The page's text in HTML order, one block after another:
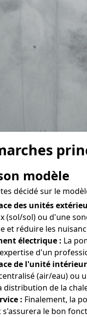
modèle
décidé sur le
des unités
(sol/sol) ou d'une
et réduire les
électrique : La
d'un
de l'unité
(air/eau) ou
distribution de la
: Finalement, la
s'assurera le bon